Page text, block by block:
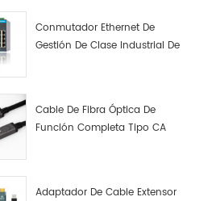
Conmutador Ethernet De
Gestión De Clase Industrial De
Cable De Fibra Óptica De
Función Completa Tipo CA
Adaptador De Cable Extensor